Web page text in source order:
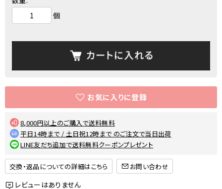
個
8,000円以上のご購入で送料無料
平日14時まで / 土日祝12時まで のご注文で当日出荷
LINE友だち追加で送料無料クーポンプレゼント
交換・返品についての詳細はこちら
レビューはありません